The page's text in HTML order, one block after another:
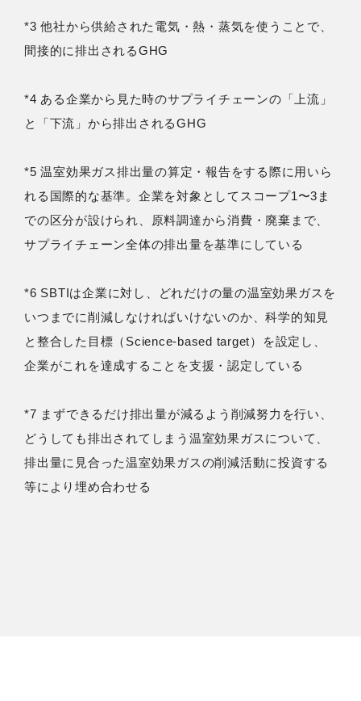
*3 他社から供給された電気・熱・蒸気を使うことで、
間接的に排出されるGHG
*4 ある企業から見た時のサプライチェーンの「上流」
と「下流」から排出されるGHG
*5 温室効果ガス排出量の算定・報告をする際に用いら
れる国際的な基準。企業を対象としてスコープ1〜3ま
での区分が設けられ、原料調達から消費・廃棄まで、
サプライチェーン全体の排出量を基準にしている
*6 SBTIは企業に対し、どれだけの量の温室効果ガスを
いつまでに削減しなければいけないのか、科学的知見
と整合した目標（Science-based target）を設定し、
企業がこれを達成することを支援・認定している
*7 まずできるだけ排出量が減るよう削減努力を行い、
どうしても排出されてしまう温室効果ガスについて、
排出量に見合った温室効果ガスの削減活動に投資する
等により埋め合わせる